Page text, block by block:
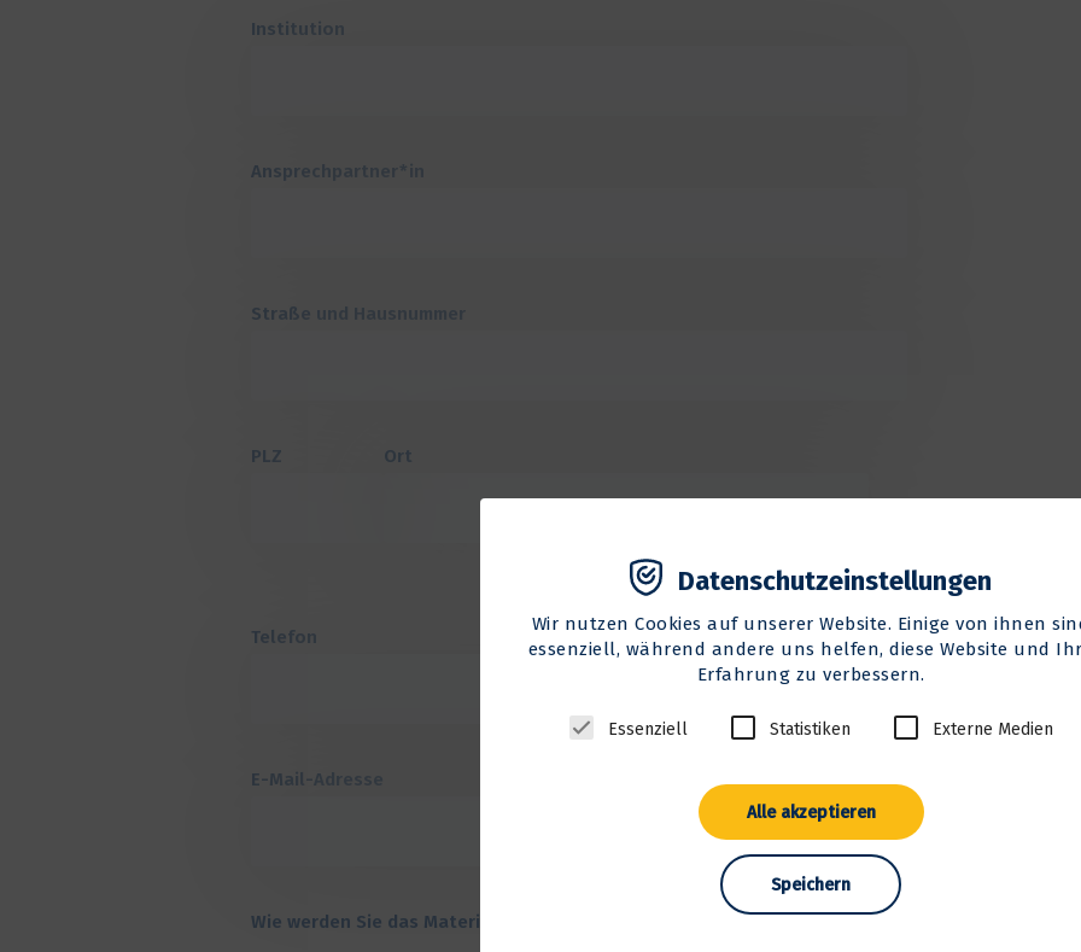
Datenschutzeinstellungen
Wir nutzen Cookies auf unserer Website. Einige von ihnen
essenziell, während andere uns helfen, diese Website und
Erfahrung zu verbessern.
Essenziell Statistiken Externe Medien
Alle akzeptieren
Speichern
Institution
Ansprechpartner*in
Straße und Hausnummer
PLZ Ort
Telefon
E-Mail-Adresse
Wie werden Sie das Material voraussichtlich nutzen?